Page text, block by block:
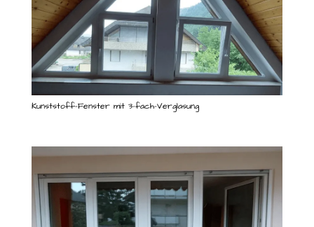
Kunststoff-Fenster mit 3-fach-Verglasung